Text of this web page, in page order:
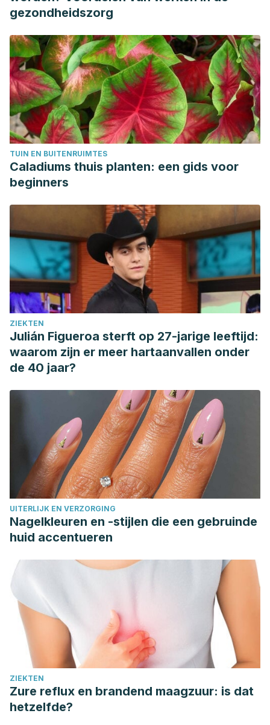
gezondheidszorg
TUIN EN BUITENRUIMTES
Caladiums thuis planten: een gids voor
beginners
ZIEKTEN
Julián Figueroa sterft op 27-jarige leeftijd:
waarom zijn er meer hartaanvallen onder
de 40 jaar?
UITERLIJK EN VERZORGING
Nagelkleuren en -stijlen die een gebruinde
huid accentueren
ZIEKTEN
Zure reflux en brandend maagzuur: is dat
hetzelfde?